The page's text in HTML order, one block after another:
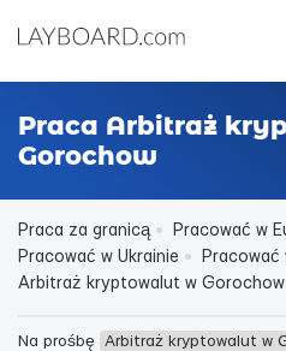
Praca Arbitraż
Gorochow
Praca za granicą
Pracować w
Pracować w Ukrainie
Pracować
Arbitraż kryptowalut w Gorochow
Na prośbę Arbitraż kryptowalut w